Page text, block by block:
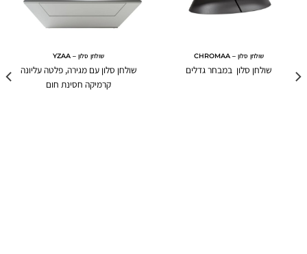
שולחן סלון – CHROMAA
שולחן סלון במבחר גדלים
שולחן סלון – YZAA
שולחן סלון עם מגירה, פלטה עליונה
קרמיקה חסינת חום